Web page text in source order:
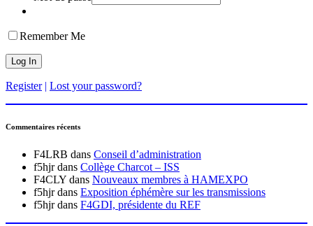
Remember Me
Register| Lost your password?
Commentaires récents
F4LRB dans Conseil d’administration
f5hjrdans Collège Charcot – ISS
F4CLY dans Nouveaux membres à HAMEXPO
f5hjrdans Exposition éphémère sur les transmissions
f5hjrdans F4GDI, présidente du REF